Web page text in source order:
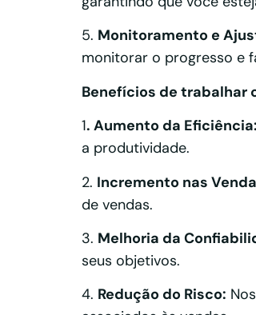
5. Monitoramento e
monitorar o progresso e
Benefícios de trabalhar
1. Aumento da Eficiência:
a produtividade.
2. Incremento nas
de vendas.
3. Melhoria da
seus objetivos.
4. Redução do Risco: